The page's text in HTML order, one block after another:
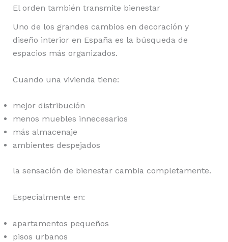
El orden también transmite bienestar
Uno de los grandes cambios en decoración y
diseño interior en España es la búsqueda de
espacios más organizados.
Cuando una vivienda tiene:
mejor distribución
menos muebles innecesarios
más almacenaje
ambientes despejados
la sensación de bienestar cambia completamente.
Especialmente en:
apartamentos pequeños
pisos urbanos